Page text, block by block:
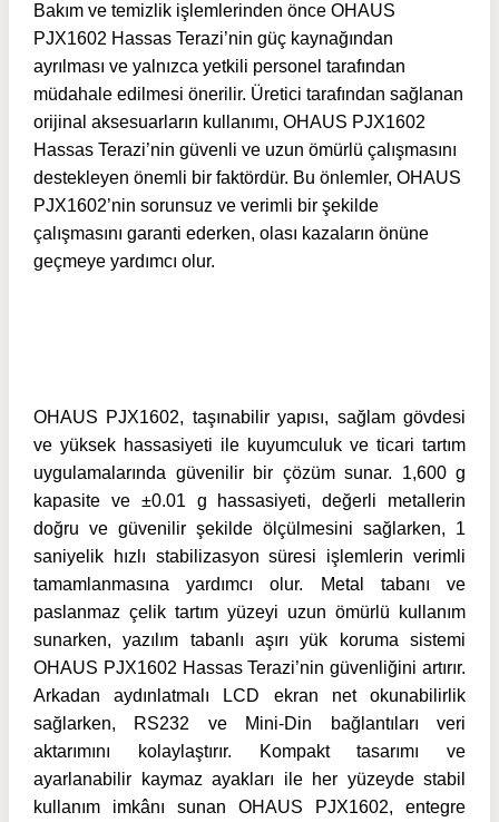
Bakım ve temizlik işlemlerinden önce OHAUS
PJX1602 Hassas Terazi’nin güç kaynağından
ayrılması ve yalnızca yetkili personel tarafından
müdahale edilmesi önerilir. Üretici tarafından sağlanan
orijinal aksesuarların kullanımı, OHAUS PJX1602
Hassas Terazi’nin güvenli ve uzun ömürlü çalışmasını
destekleyen önemli bir faktördür. Bu önlemler, OHAUS
PJX1602’nin sorunsuz ve verimli bir şekilde
çalışmasını garanti ederken, olası kazaların önüne
geçmeye yardımcı olur.
OHAUS PJX1602, taşınabilir yapısı, sağlam gövdesi
ve yüksek hassasiyeti ile kuyumculuk ve ticari tartım
uygulamalarında güvenilir bir çözüm sunar. 1,600 g
kapasite ve ±0.01 g hassasiyeti, değerli metallerin
doğru ve güvenilir şekilde ölçülmesini sağlarken, 1
saniyelik hızlı stabilizasyon süresi işlemlerin verimli
tamamlanmasına yardımcı olur. Metal tabanı ve
paslanmaz çelik tartım yüzeyi uzun ömürlü kullanım
sunarken, yazılım tabanlı aşırı yük koruma sistemi
OHAUS PJX1602 Hassas Terazi’nin güvenliğini artırır.
Arkadan aydınlatmalı LCD ekran net okunabilirlik
sağlarken, RS232 ve Mini-Din bağlantıları veri
aktarımını kolaylaştırır. Kompakt tasarımı ve
ayarlanabilir kaymaz ayakları ile her yüzeyde stabil
kullanım imkânı sunan OHAUS PJX1602, entegre